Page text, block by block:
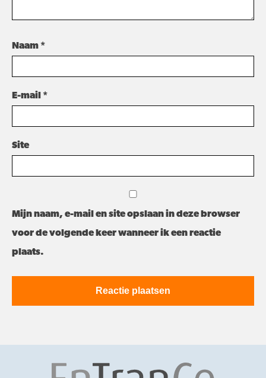
Naam *
E-mail *
Site
Mijn naam, e-mail en site opslaan in deze browser
voor de volgende keer wanneer ik een reactie
plaats.